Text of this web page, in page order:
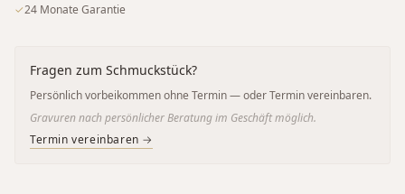
✓24 Monate Garantie
Fragen zum Schmuckstück?
Persönlich vorbeikommen ohne Termin — oder Termin vereinbaren.
Gravuren nach persönlicher Beratung im Geschäft möglich.
Termin vereinbaren →